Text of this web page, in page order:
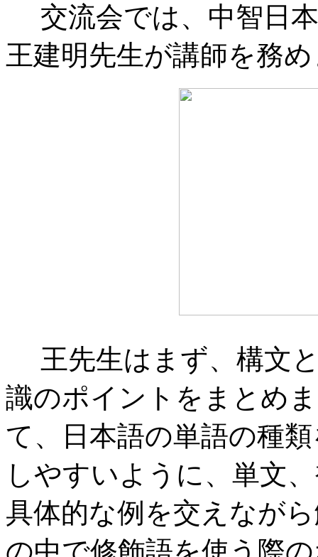
交流会では、中智日
王建明先生が講師を務
王先生はまず、構文
識のポイントをまとめ
て、日本語の単語の種
しやすいように、単文
具体的な例を交えなが